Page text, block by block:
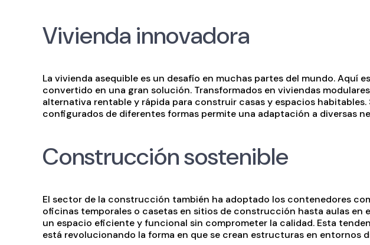
Vivienda innovadora
La vivienda asequible es un desafío en muchas partes del mundo. Aquí
convertido en una gran solución. Transformados en viviendas
alternativa rentable y rápida para construir casas y espacios
configurados de diferentes formas permite una adaptación a diversas
Construcción sostenible
El sector de la construcción también ha adoptado los contenedores
oficinas temporales o casetas en sitios de construcción hasta aulas en
un espacio eficiente y funcional sin comprometer la calidad. Esta
está revolucionando la forma en que se crean estructuras en entornos